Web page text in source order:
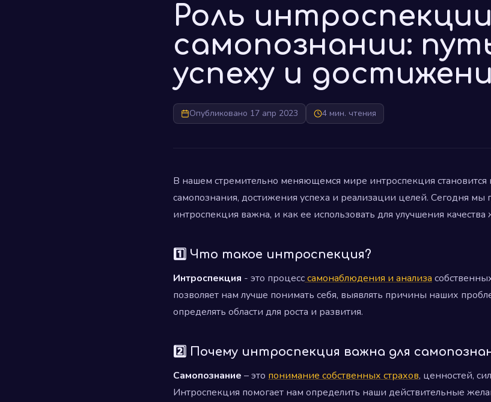
Роль
самопознании:
успеху и
Опубликовано 17 апр 2023 4 мин. чтения
В нашем стремительно меняющемся мире интроспекция
самопознания, достижения успеха и реализации целей. Сегодня мы
интроспекция важна, и как ее использовать для улучшения качества
1️⃣ Что такое интроспекция?
Интроспекция - это процесссамонаблюдения и анализа
позволяет нам лучше понимать себя, выявлять причины наших
определять области для роста и развития.
2️⃣ Почему интроспекция важна для
Самопознание – это понимание собственных страхов, ценностей,
Интроспекция помогает нам определить наши действительные